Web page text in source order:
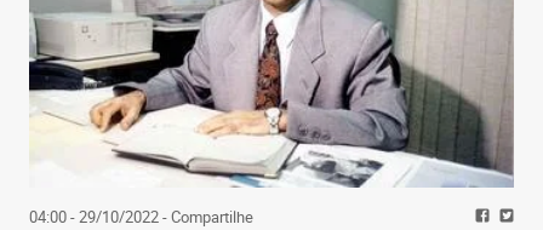
04:00 - 29/10/2022- Compartilhe